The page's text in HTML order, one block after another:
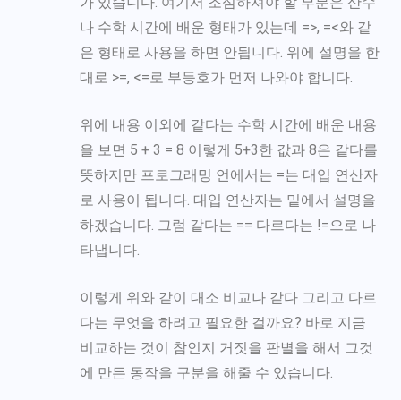
나 수학 시간에 배운 형태가 있는데 =>, =<와 같
은 형태로 사용을 하면 안됩니다. 위에 설명을 한
대로 >=, <=로 부등호가 먼저 나와야 합니다.
위에 내용 이외에 같다는 수학 시간에 배운 내용
을 보면 5 + 3 = 8 이렇게 5+3한 값과 8은 같다를
뜻하지만 프로그래밍 언에서는 =는 대입 연산자
로 사용이 됩니다. 대입 연산자는 밑에서 설명을
하겠습니다. 그럼 같다는 == 다르다는 !=으로 나
타냅니다.
이렇게 위와 같이 대소 비교나 같다 그리고 다르
다는 무엇을 하려고 필요한 걸까요? 바로 지금
비교하는 것이 참인지 거짓을 판별을 해서 그것
에 만든 동작을 구분을 해줄 수 있습니다.